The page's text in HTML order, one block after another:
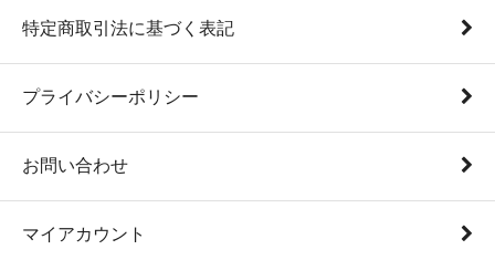
特定商取引法に基づく表記
プライバシーポリシー
お問い合わせ
マイアカウント